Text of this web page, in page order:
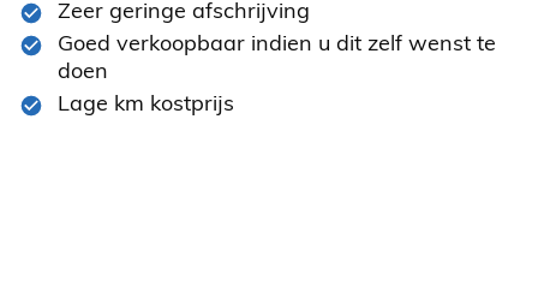
Zeer geringe afschrijving
Goed verkoopbaar indien u dit zelf wenst te
doen
Lage km kostprijs